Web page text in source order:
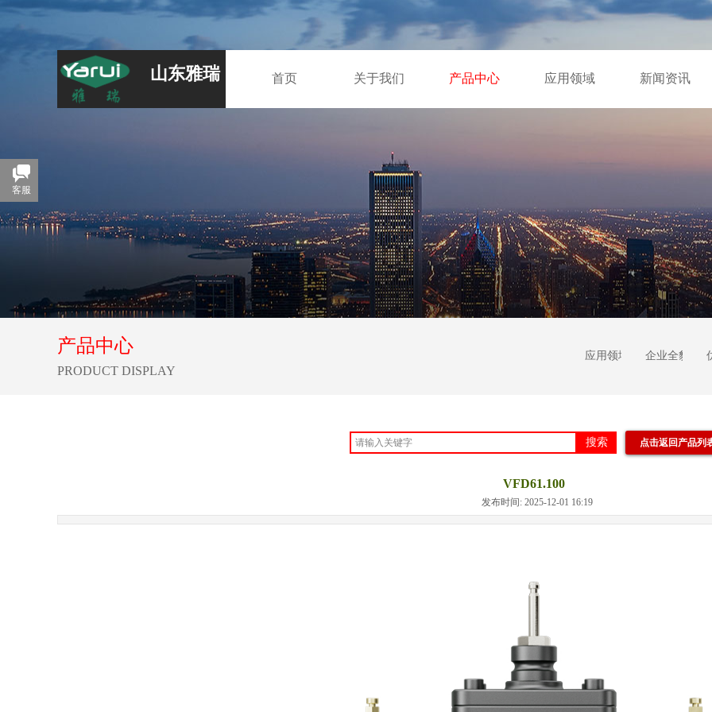
首页 关于我们 产品中心 应用领域 新闻资讯
山东雅瑞
应用领域 企业全貌
产品中心
​PRODUCT DISPLAY
点击返回产品列
搜索
VFD61.100
发布时间: 2025-12-01 16:19
客服